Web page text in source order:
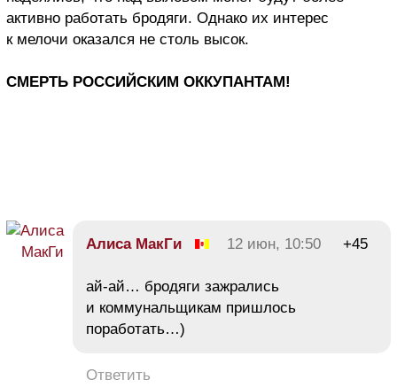
активно работать бродяги. Однако их интерес
к мелочи оказался не столь высок.
СМЕРТЬ РОССИЙСКИМ ОККУПАНТАМ!
Алиса МакГи 12 июн, 10:50 +45
ай-ай… бродяги зажрались
и коммунальщикам пришлось
поработать…)
Ответить